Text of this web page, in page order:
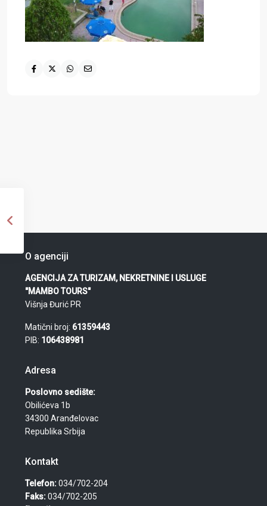
O agenciji
AGENCIJA ZA TURIZAM, NEKRETNINE I USLUGE
"MAMBO TOURS"
Višnja Đurić PR
Matični broj: 61359443
PIB: 106438981
Adresa
Poslovno sedište:
Obilićeva 1b
34300 Aranđelovac
Republika Srbija
Kontakt
Telefon:034/702-204
Faks:034/702-205